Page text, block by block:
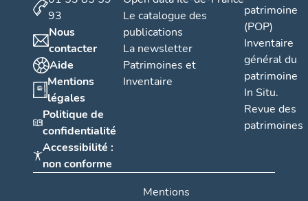
93
Nous
contacter
Aide
Mentions
légales
Politique de
confidentialité
Accessibilité :
non conforme
Le catalogue des
publications
La newsletter
Patrimoines et
Inventaire
patrimoine
(POP)
Inventaire
général du
patrimoine
In Situ.
Revue des
patrimoines
Mentions